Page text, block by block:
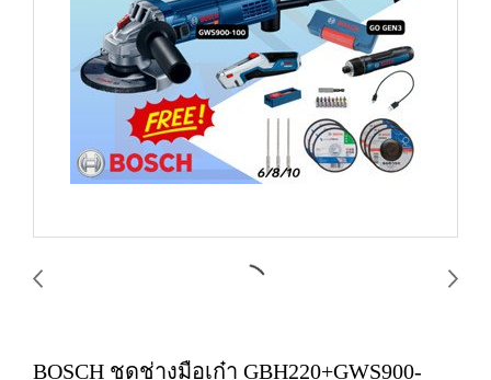
BOSCH ชุดช่างมือเก๋า GBH220+GWS900-